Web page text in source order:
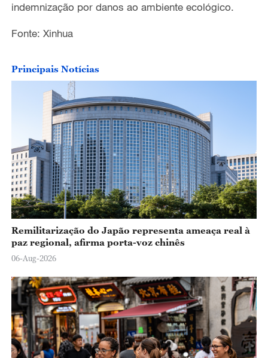
indemnização por danos ao ambiente ecológico.
Fonte: Xinhua
Principais Notícias
Remilitarização do Japão representa ameaça real à
paz regional, afirma porta-voz chinês
06-Aug-2026